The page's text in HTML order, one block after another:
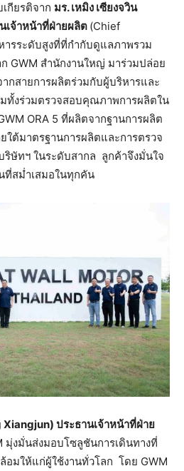
กียรติจาก มร. เหมิง เซียงจวิน
เจ้าหน้าที่ฝ่ายผลิต (Chief
รระดับสูงที่ที่กำกับดูแลภาพรวม
GWM สำนักงานใหญ่ มาร่วมปล่อย
กสายการผลิตร่วมกับผู้บริหารและ
ทั้งร่วมตรวจสอบคุณภาพการผลิตใน
ORA 5 ที่ผลิตจากฐานการผลิต
ใต้มาตรฐานการผลิตและการตรวจ
ษัทฯ ในระดับสากล ลูกค้าจึงมั่นใจ
สม่ำเสมอในทุกคัน
Xiangjun) ประธานเจ้าหน้าที่ฝ่าย
มุ่งมั่นส่งมอบโซลูชันการเดินทางที่
อมให้แก่ผู้ใช้งานทั่วโลก โดย GWM